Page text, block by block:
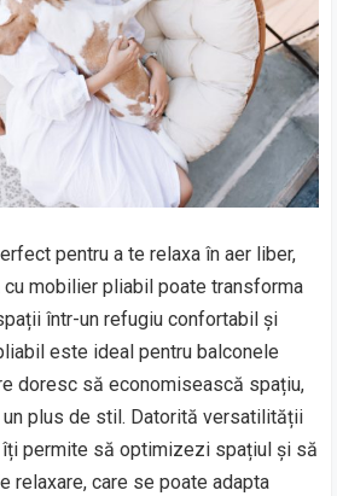
pentru a te relaxa în aer liber,
cu mobilier pliabil poate transforma
într-un refugiu confortabil și
este ideal pentru balconele
doresc să economisească spațiu,
plus de stil. Datorită versatilității
permite să optimizezi spațiul și să
relaxare, care se poate adapta